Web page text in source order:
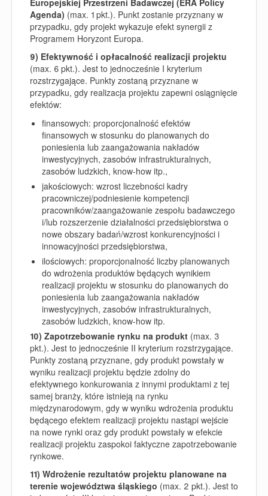
Agenda) (max. 1 pkt.). Punkt zostanie przyznany w
przypadku, gdy projekt wykazuje efekt synergii z
Programem Horyzont Europa.
9) Efektywność i opłacalność realizacji projektu
(max. 6 pkt.). Jest to jednocześnie I kryterium
rozstrzygające. Punkty zostaną przyznane w
przypadku, gdy realizacja projektu zapewni osiągnięcie
efektów:
finansowych: proporcjonalność efektów
finansowych w stosunku do planowanych do
poniesienia lub zaangażowania nakładów
inwestycyjnych, zasobów infrastrukturalnych,
zasobów ludzkich, know-how itp.,
jakościowych: wzrost liczebności kadry
pracowniczej/podniesienie kompetencji
pracowników/zaangażowanie zespołu badawczego
i/lub rozszerzenie działalności przedsiębiorstwa o
nowe obszary badań/wzrost konkurencyjności i
innowacyjności przedsiębiorstwa,
ilościowych: proporcjonalność liczby planowanych
do wdrożenia produktów będących wynikiem
realizacji projektu w stosunku do planowanych do
poniesienia lub zaangażowania nakładów
inwestycyjnych, zasobów infrastrukturalnych,
zasobów ludzkich, know-how itp.
10) Zapotrzebowanie rynku na produkt (max. 3
pkt.). Jest to jednocześnie II kryterium rozstrzygające.
Punkty zostaną przyznane, gdy produkt powstały w
wyniku realizacji projektu będzie zdolny do
efektywnego konkurowania z innymi produktami z tej
samej branży, które istnieją na rynku
międzynarodowym, gdy w wyniku wdrożenia produktu
będącego efektem realizacji projektu nastąpi wejście
na nowe rynki oraz gdy produkt powstały w efekcie
realizacji projektu zaspokoi faktyczne zapotrzebowanie
rynkowe.
11) Wdrożenie rezultatów projektu planowane na
terenie województwa śląskiego (max. 2 pkt.). Jest to